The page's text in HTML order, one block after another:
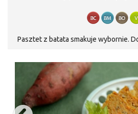
Pasztet z batata smakuje wybornie.
pomidorowym lub